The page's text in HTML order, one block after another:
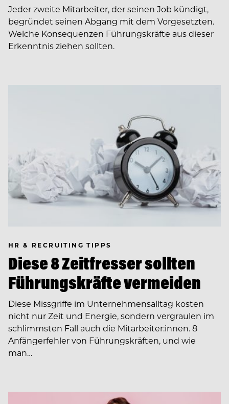
Jeder zweite Mitarbeiter, der seinen Job kündigt,
begründet seinen Abgang mit dem Vorgesetzten.
Welche Konsequenzen Führungskräfte aus dieser
Erkenntnis ziehen sollten.
HR & RECRUITING TIPPS
Diese 8 Zeitfresser sollten
Führungskräfte vermeiden
Diese Missgriffe im Unternehmensalltag kosten
nicht nur Zeit und Energie, sondern vergraulen im
schlimmsten Fall auch die Mitarbeiter:innen. 8
Anfängerfehler von Führungskräften, und wie
man…